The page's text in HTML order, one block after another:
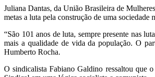
Juliana Dantas, da União Brasileira de
metas a luta pela construção de uma sociedade
“São 101 anos de luta, sempre presente nas
mais a qualidade de vida da população. O
Humberto Rocha.
O sindicalista Fabiano Galdino ressaltou que